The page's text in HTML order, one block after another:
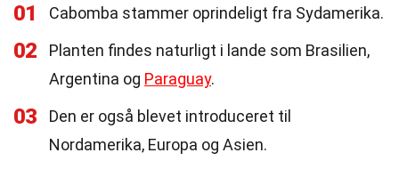
01 Cabomba stammer oprindeligt fra Sydamerika.
02
Planten findes naturligt i lande som Brasilien,
Argentina og Paraguay.
03
Den er også blevet introduceret til
Nordamerika, Europa og Asien.